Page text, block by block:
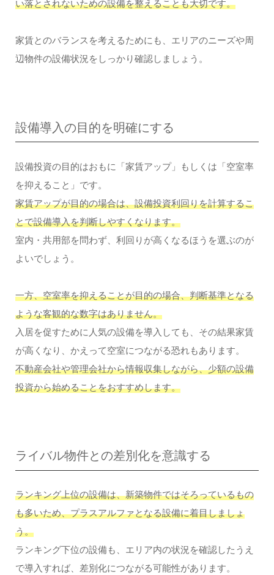
い落とされないための設備を整えることも大切です。
家賃とのバランスを考えるためにも、エリアのニーズや周
辺物件の設備状況をしっかり確認しましょう。
設備導入の目的を明確にする
設備投資の目的はおもに「家賃アップ」もしくは「空室率
を抑えること」です。
家賃アップが目的の場合は、設備投資利回りを計算するこ
とで設備導入を判断しやすくなります。
室内・共用部を問わず、利回りが高くなるほうを選ぶのが
よいでしょう。
一方、空室率を抑えることが目的の場合、判断基準となる
ような客観的な数字はありません。
入居を促すために人気の設備を導入しても、その結果家賃
が高くなり、かえって空室につながる恐れもあります。
不動産会社や管理会社から情報収集しながら、少額の設備
投資から始めることをおすすめします。
ライバル物件との差別化を意識する
ランキング上位の設備は、新築物件ではそろっているもの
も多いため、プラスアルファとなる設備に着目しましょ
う。
ランキング下位の設備も、エリア内の状況を確認したうえ
で導入すれば、差別化につながる可能性があります。